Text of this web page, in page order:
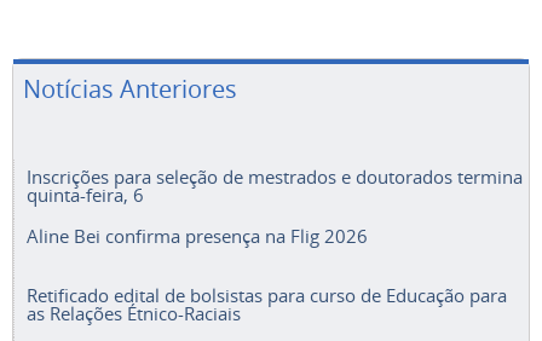
Notícias Anteriores
Inscrições para seleção de mestrados e doutorados termina
quinta-feira, 6
Aline Bei confirma presença na Flig 2026
Retificado edital de bolsistas para curso de Educação para
as Relações Étnico-Raciais